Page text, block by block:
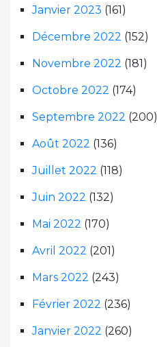
Janvier 2023 (161)
Décembre 2022 (152)
Novembre 2022 (181)
Octobre 2022 (174)
Septembre 2022 (200)
Août 2022 (136)
Juillet 2022 (118)
Juin 2022 (132)
Mai 2022 (170)
Avril 2022 (201)
Mars 2022 (243)
Février 2022 (236)
Janvier 2022 (260)